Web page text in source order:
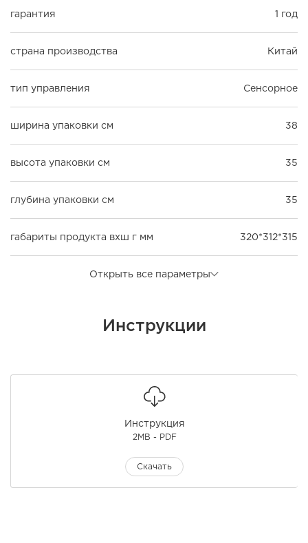
гарантия 1 год
страна производства Китай
тип управления Сенсорное
ширина упаковки см 38
высота упаковки см 35
глубина упаковки см 35
габариты продукта вхш г мм 320*312*315
Открыть все параметры
Инструкции
Инструкция
2MB - PDF
Скачать